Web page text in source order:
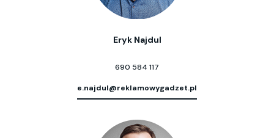
Eryk Najdul
690 584 117
e.najdul@reklamowygadzet.pl